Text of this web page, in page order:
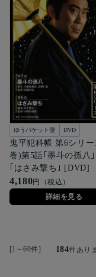
ゆうパケット便 DVD
鬼平犯科帳 第6シリ
巻)第5話｢墨斗の孫八
｢はさみ撃ち｣ [DVD]
4,180円（税込）
詳細を見る
[1～60件] 184件あり